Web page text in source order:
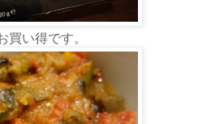
買い得です。